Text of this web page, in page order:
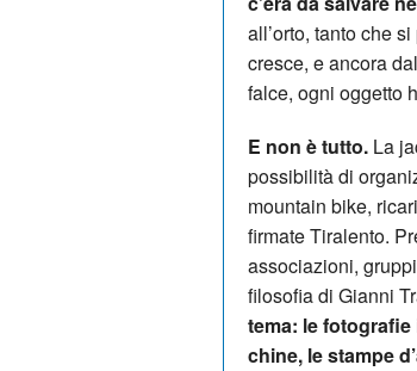
all’orto, tanto che
cresce, e ancora
falce, ogni oggetto
E non è tutto. La
possibilità di
mountain bike,
firmate Tiralento.
associazioni,
filosofia di Gianni
tema: le
chine, le stampe